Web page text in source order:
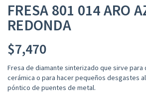
FRESA 801 014 ARO
REDONDA
$7,470
Fresa de diamante sinterizado que sirve para
cerámica o para hacer pequeños desgastes
póntico de puentes de metal.